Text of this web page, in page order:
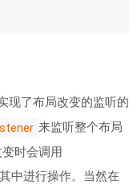
现了布局改变的监听的
来监听整个布局
时会调用
中进行操作。当然在